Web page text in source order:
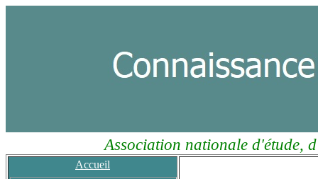
Association nationale d'étude,
Accueil